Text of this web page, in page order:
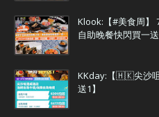
Klook:【#美食周】
自助晚餐快閃買一
KKday:【🇭🇰尖沙
送1】